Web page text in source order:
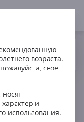
Да
Франция
de Gascogne
возраста.
свое
и
использования.